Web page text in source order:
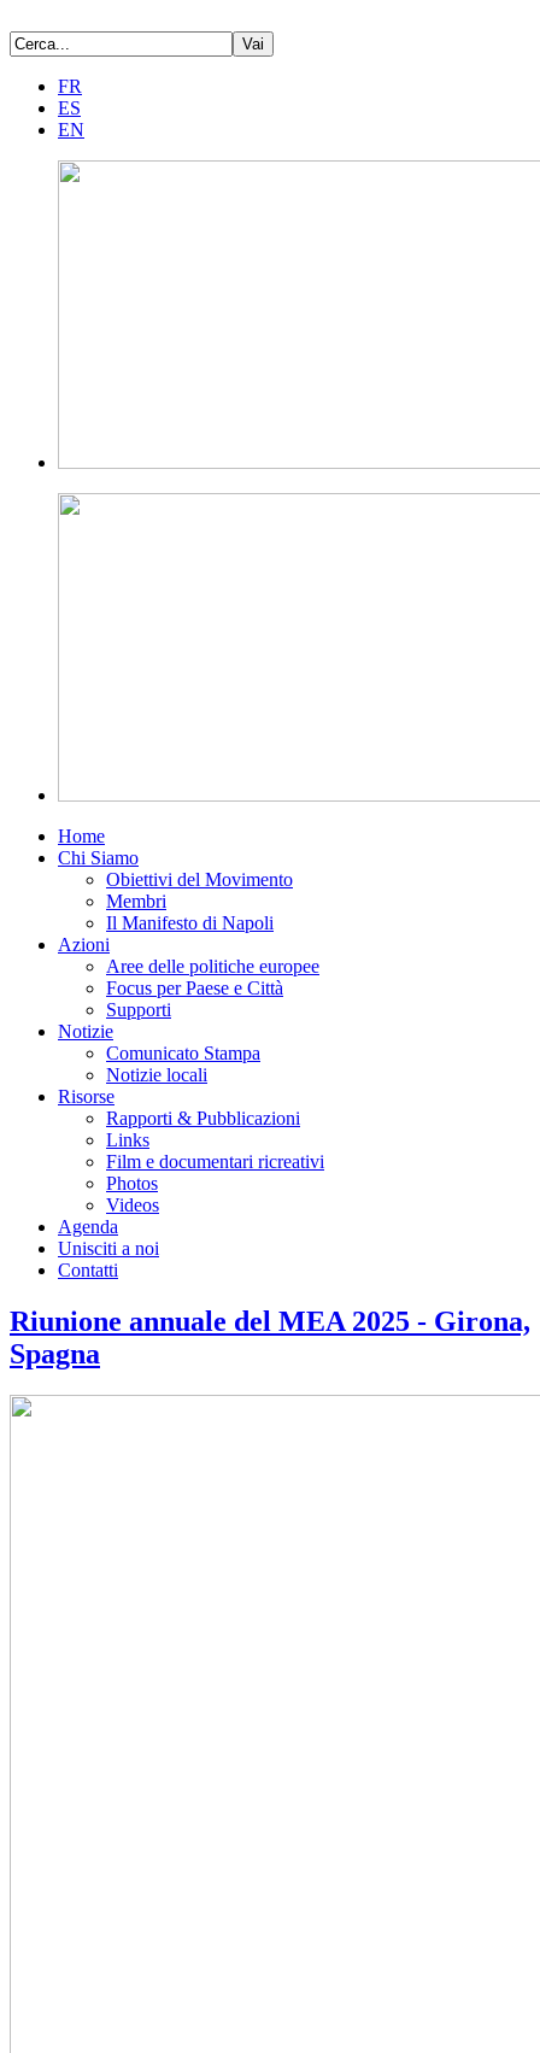
FR
ES
EN
Home
Chi Siamo
Obiettivi del Movimento
Membri
Il Manifesto di Napoli
Azioni
Aree delle politiche europee
Focus per Paese e Città
Supporti
Notizie
Comunicato Stampa
Notizie locali
Risorse
Rapporti & Pubblicazioni
Links
Film e documentari ricreativi
Photos
Videos
Agenda
Unisciti a noi
Contatti
Riunione annuale del MEA 2025 - Girona,
Spagna